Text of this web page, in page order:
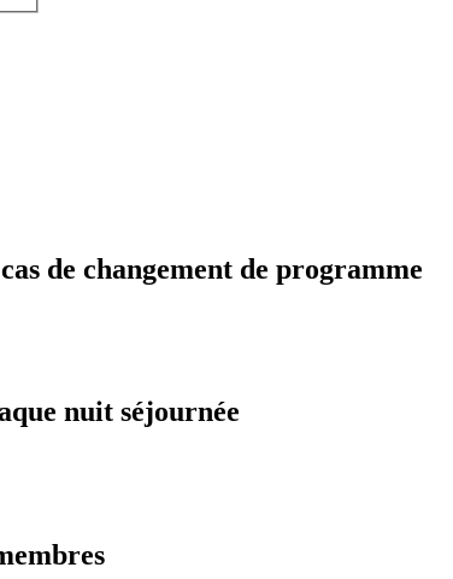
de changement de programme
nuit séjournée